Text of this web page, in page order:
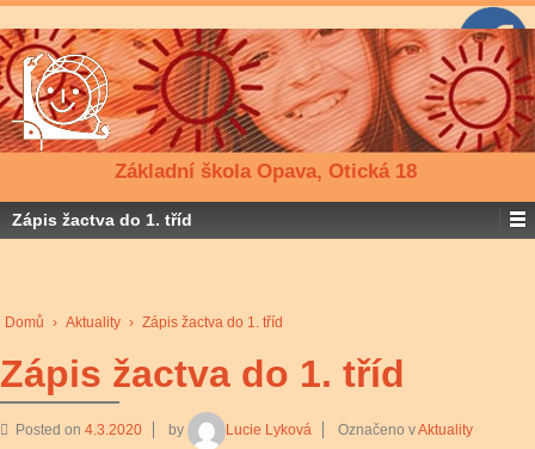
Základní škola Opava, Otická 18
Zápis žactva do 1. tříd
Domů › Aktuality › Zápis žactva do 1. tříd
Zápis žactva do 1. tříd
Posted on 4.3.2020 by Lucie Lyková Označeno vAktuality